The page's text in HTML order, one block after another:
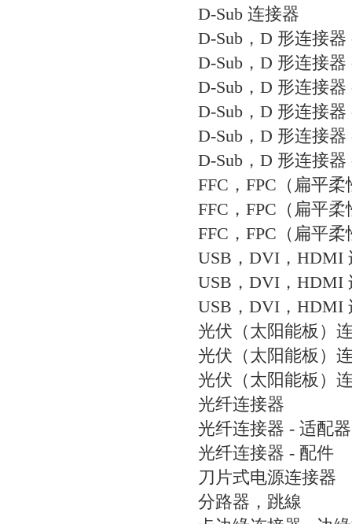
D-Sub 连接器
D-Sub，D 形连接
D-Sub，D 形连接器
D-Sub，D 形连接器
D-Sub，D 形连接
D-Sub，D 形连接器
D-Sub，D 形连接
FFC，FPC（扁平
FFC，FPC（扁平
FFC，FPC（扁平
USB，DVI，HDMI
USB，DVI，HDMI
USB，DVI，HDMI
光伏（太阳能板）
光伏（太阳能板）
光伏（太阳能板）
光纤连接器
光纤连接器 - 适配器
光纤连接器 - 配件
刀片式电源连接器
分路器，跳線